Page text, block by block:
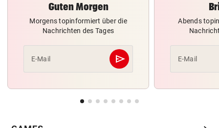
Guten Morgen
Morgens topinformiert über die
Nachrichten des Tages
E-Mail send
Abschicken
Abends
E-Mail